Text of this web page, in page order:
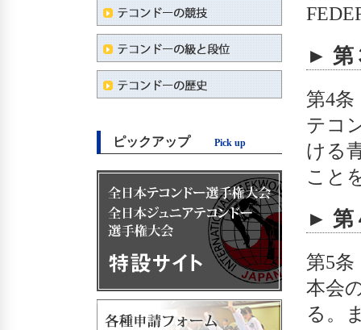
ピックアップ Pick up
► 第
第4
テコ
ける
こと
► 第
第5
本会
る。